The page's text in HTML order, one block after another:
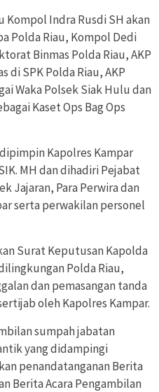
Indra Rusdi SH akan
Polda Riau, Kompol Dedi
Binmas Polda Riau, AKP
di SPK Polda Riau, AKP
Waka Polsek Siak Hulu dan
Kaset Ops Bag Ops
Kapolres Kampar
MH dan dihadiri Pejabat
Jajaran, Para Perwira dan
serta perwakilan personel
Surat Keputusan Kapolda
Polda Riau,
dan pemasangan tanda
oleh Kapolres Kampar.
sumpah jabatan
yang didampingi
penandatanganan Berita
Berita Acara Pengambilan